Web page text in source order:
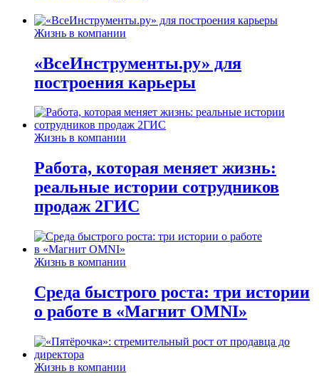
Жизнь в компании
«ВсеИнструменты.ру» для
построения карьеры
Жизнь в компании
Работа, которая меняет жизнь:
реальные истории сотрудников
продаж 2ГИС
Жизнь в компании
Среда быстрого роста: три истории
о работе в «Магнит OMNI»
Жизнь в компании